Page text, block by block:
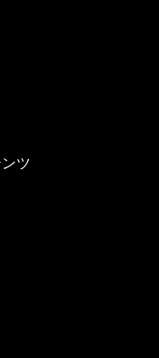
ツ